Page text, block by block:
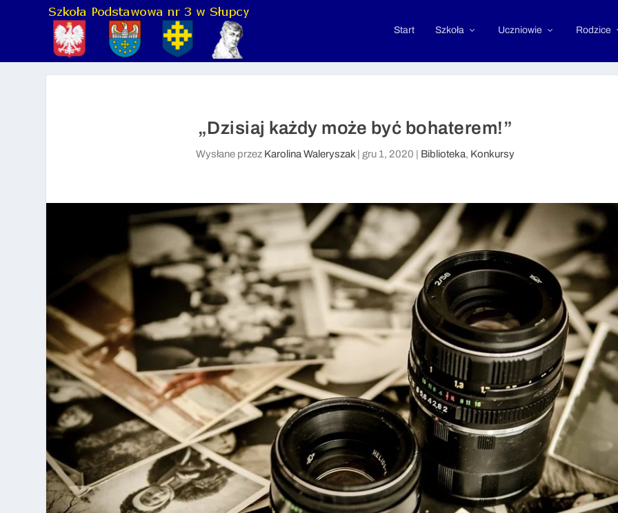
Start Szkoła Uczniowie Rodzice
„Dzisiaj każdy może być bohaterem!”
Wysłane przez Karolina Waleryszak| gru 1, 2020 Biblioteka, Konkursy